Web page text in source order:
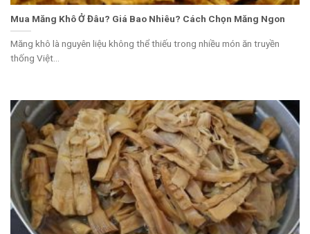
Mua Măng Khô Ở Đâu? Giá Bao Nhiêu? Cách Chọn Măng Ngon
Măng khô là nguyên liệu không thể thiếu trong nhiều món ăn truyền
thống Việt...